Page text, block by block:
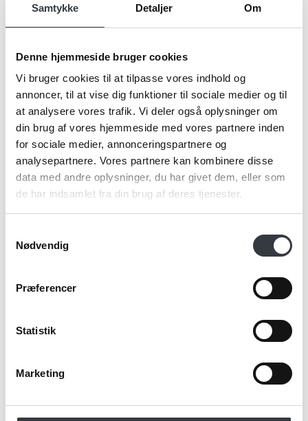
Samtykke Detaljer Om
Denne hjemmeside bruger cookies
Vi bruger cookies til at tilpasse vores indhold og
annoncer, til at vise dig funktioner til sociale medier og til
at analysere vores trafik. Vi deler også oplysninger om
din brug af vores hjemmeside med vores partnere inden
for sociale medier, annonceringspartnere og
analysepartnere. Vores partnere kan kombinere disse
data med andre oplysninger, du har givet dem, eller som
de har indsamlet fra din brug af deres tjenester.
Nødvendig
Præferencer
Statistik
Marketing
Telefonnr.*
Email*
*Obligatorisk